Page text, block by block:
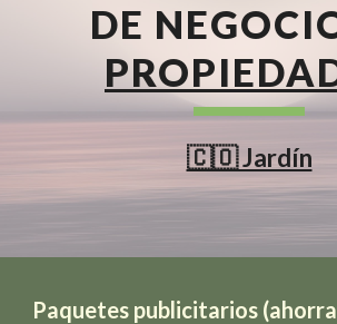
DE
🇨🇴 Jardín
Paquetes publicitarios